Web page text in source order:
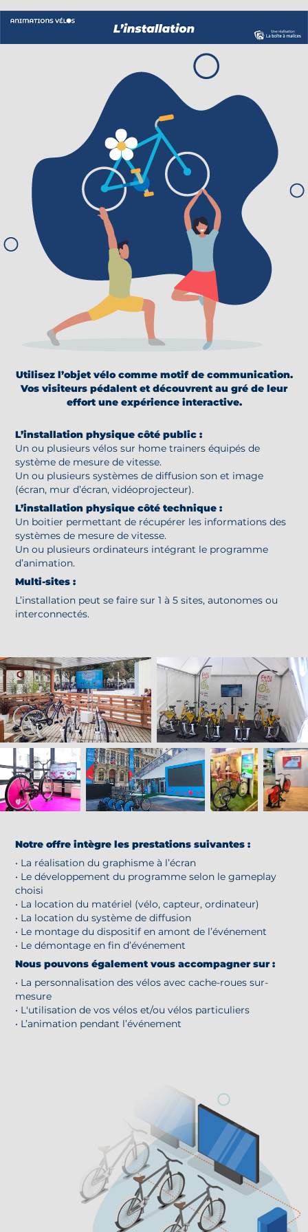
Utilisez l’objet vélo comme motif de communication.
Vos visiteurs pédalent et découvrent au gré de leur
effort une expérience interactive.
L’installation physique côté public :
Un ou plusieurs vélos sur home trainers équipés de
système de mesure de vitesse.
Un ou plusieurs systèmes de diffusion son et image
(écran, mur d’écran, vidéoprojecteur).
L’installation physique côté technique :
Un boitier permettant de récupérer les informations des
systèmes de mesure de vitesse.
Un ou plusieurs ordinateurs intégrant le programme
d’animation.
Multi-sites :
L’installation peut se faire sur 1 à 5 sites, autonomes ou
interconnectés.
Notre offre intègre les prestations suivantes :
• La réalisation du graphisme à l’écran
• Le développement du programme selon le gameplay
choisi
• La location du matériel (vélo, capteur, ordinateur)
• La location du système de diffusion
• Le montage du dispositif en amont de l’événement
• Le démontage en fin d’événement
Nous pouvons également vous accompagner sur :
• La personnalisation des vélos avec cache-roues sur-
mesure
• L'utilisation de vos vélos et/ou vélos particuliers
• L’animation pendant l’événement